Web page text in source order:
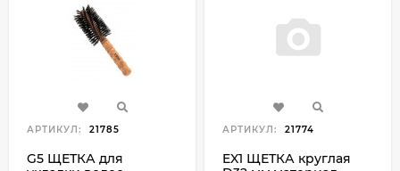
АРТИКУЛ: 21785
G5 ЩЕТКА для
АРТИКУЛ: 21774
EX1 ЩЕТКА круглая